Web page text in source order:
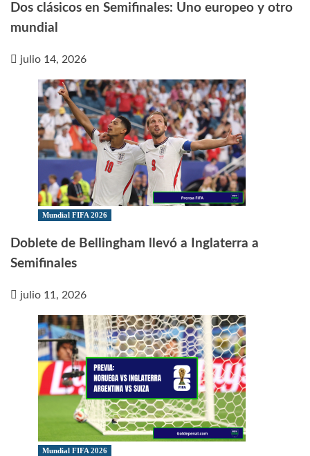
Dos clásicos en Semifinales: Uno europeo y otro
mundial
julio 14, 2026
Mundial FIFA 2026
Doblete de Bellingham llevó a Inglaterra a
Semifinales
julio 11, 2026
Mundial FIFA 2026